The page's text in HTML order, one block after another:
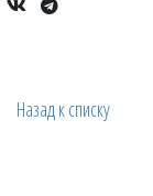
Назад к списку